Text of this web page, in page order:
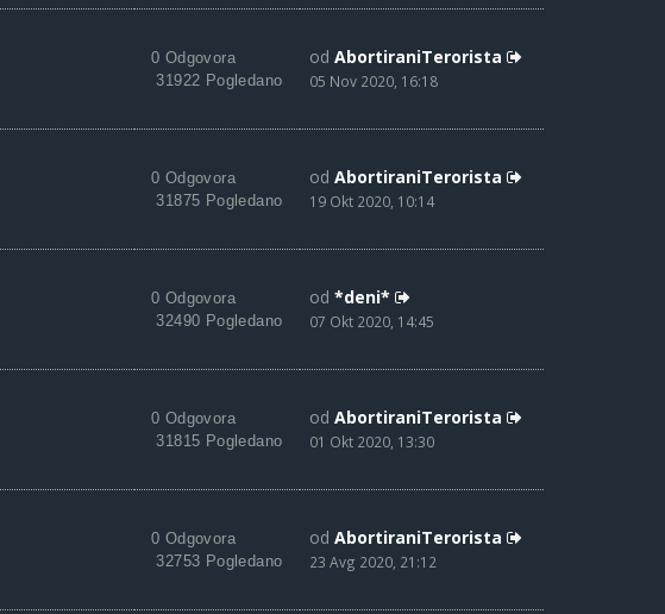
0 Odgovora
31922 Pogledano
od AbortiraniTerorista
05 Nov 2020, 16:18
0 Odgovora
31875 Pogledano
od AbortiraniTerorista
19 Okt 2020, 10:14
0 Odgovora
32490 Pogledano
od *deni*
07 Okt 2020, 14:45
0 Odgovora
31815 Pogledano
od AbortiraniTerorista
01 Okt 2020, 13:30
0 Odgovora
32753 Pogledano
od AbortiraniTerorista
23 Avg 2020, 21:12